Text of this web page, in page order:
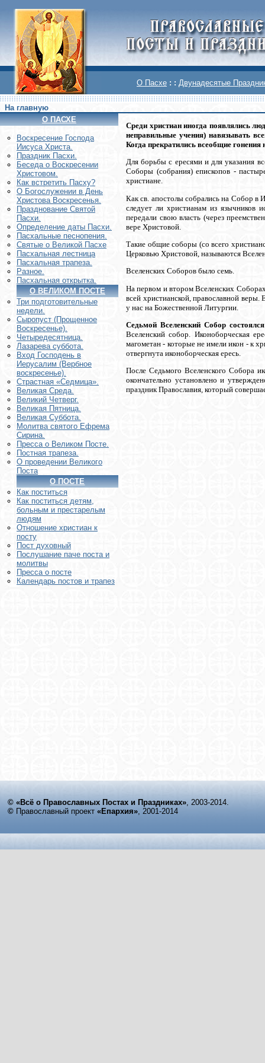
О Пасхе : : Двунадесятые
На главную
О ПАСХЕ
Воскреcение Господа
Иисуса Христа.
Праздник Пасхи.
Беседа о Воскресении
Христовом.
Как встретить Пасху?
О Богослужении в День
Христова Воскресенья.
Празднование Святой
Пасхи.
Определение даты Пасхи.
Пасхальные песнопения.
Святые о Великой Пасхе
Пасхальная лестница
Пасхальная трапеза.
Разное.
Пасхальная открытка.
О ВЕЛИКОМ ПОСТЕ
Три подготовительные
недели.
Сыропуст (Прощенное
Воскресенье).
Четыредесятница.
Лазарева суббота.
Вход Господень в
Иерусалим (Вербное
воскресенье).
Страстная «Седмица».
Великая Среда.
Великий Четверг.
Великая Пятница.
Великая Суббота.
Молитва святого Ефрема
Сирина.
Пресса о Великом Посте.
Постная трапеза.
О проведении Великого
Поста
О ПОСТЕ
Как поститься
Как поститься детям,
больным и престарелым
людям
Отношение христиан к
посту
Пост духовный
Послушание паче поста и
молитвы
Пресса о посте
Календарь постов и трапез
Среди христиан иногда появлялись
неправильные учения) навязывать
Когда прекратились всеобщие гонения
Для борьбы с ересями и для указания
Соборы (собрания) епископов -
христиане.
Как св. апостолы собрались на Собор в
следует ли христианам из язычников
передали свою власть (через
вере Христовой.
Такие общие соборы (со всего
Церковью Христовой, называются
Вселенских Соборов было семь.
На первом и втором Вселенских
всей христианской, православной
у нас на Божественной Литургии.
Седьмой Вселенский Собор
Вселенский собор. Иконоборческая
магометан - которые не имели икон - к
отвергнута иконоборческая ересь.
После Седьмого Вселенского Собора
окончательно установлено и
праздник Православия, который
© «Всё о Православных Постах и Праздниках», 2003-2014.
© Православный проект «Епархия», 2001-2014